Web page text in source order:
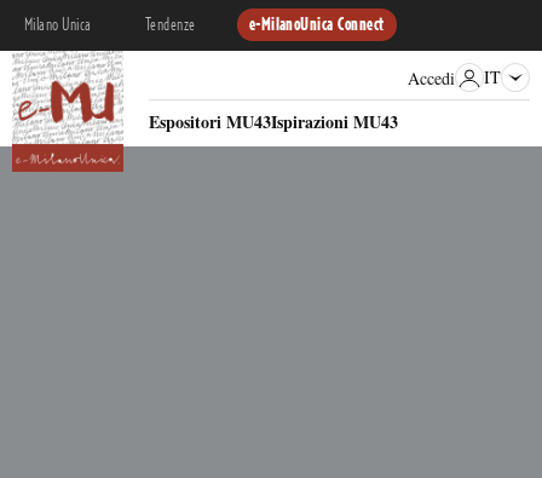
Milano Unica Tendenze e-MilanoUnica Connect
Espositori MU43Ispirazioni MU43
Accedi IT